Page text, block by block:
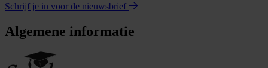
Schrijf je in voor de nieuwsbrief
Algemene informatie